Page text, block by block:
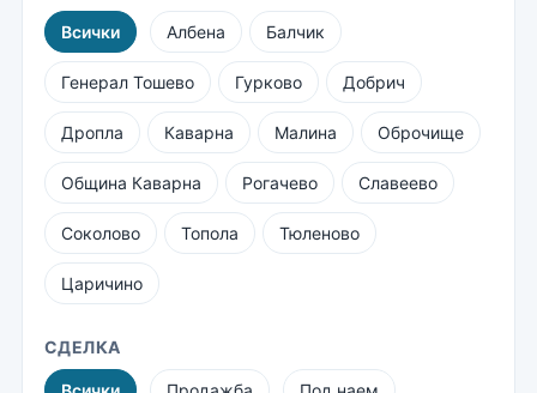
Всички Албена Балчик
Генерал Тошево Гурково Добрич
Дропла Каварна Малина Оброчище
Община Каварна Рогачево Славеево
Соколово Топола Тюленово
Царичино
СДЕЛКА